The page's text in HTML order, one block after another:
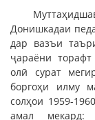
Донишкадаи
дар вазъи
ҷараёни
олӣ сурат
боргоҳи илму
солҳои 1959-
амал мекард: